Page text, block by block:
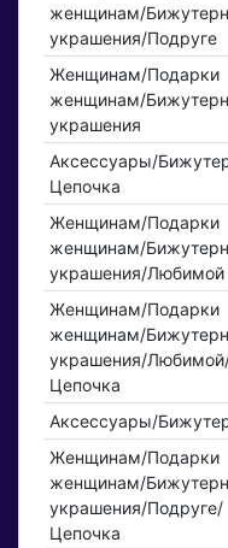
женщинам/
украшения/Подруге
Женщинам/Подарки
женщинам/
украшения
Аксессуары/
Цепочка
Женщинам/Подарки
женщинам/
украшения/Любимой
Женщинам/Подарки
женщинам/
украшения/
Цепочка
Аксессуары/
Женщинам/Подарки
женщинам/
украшения/Подруге/
Цепочка